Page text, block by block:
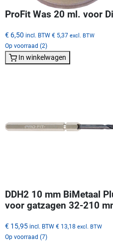
ProFit Was 20 ml. voor
€ 6,50 incl. BTW € 5,37 excl. BTW
Op voorraad (2)
In winkelwagen
DDH2 10 mm BiMetaal
voor gatzagen 32-210
€ 15,95 incl. BTW € 13,18 excl. BTW
Op voorraad (7)